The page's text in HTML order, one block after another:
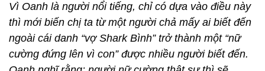
Vì Oanh là người nổi tiếng, chỉ có dựa vào điều này
thì mới biến chị ta từ một người chả mấy ai biết đến
ngoài cái danh “vợ Shark Bình” trở thành một “nữ
cường đứng lên vì con” được nhiều người biết đến.